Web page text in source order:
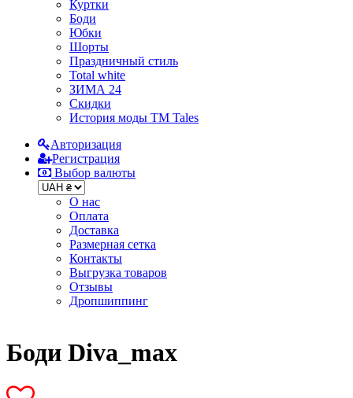
Куртки
Боди
Юбки
Шорты
Праздничный стиль
Total white
ЗИМА 24
Скидки
История моды ТМ Tales
Авторизация
Регистрация
Выбор валюты
О нас
Оплата
Доставка
Размерная сетка
Контакты
Выгрузка товаров
Отзывы
Дропшиппинг
Боди Diva_max